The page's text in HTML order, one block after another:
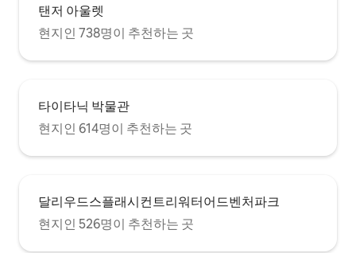
탠저 아울렛
현지인 738명이 추천하는 곳
타이타닉 박물관
현지인 614명이 추천하는 곳
달리우드스플래시컨트리워터어드벤처파크
현지인 526명이 추천하는 곳